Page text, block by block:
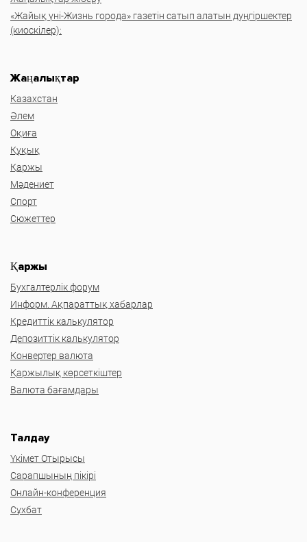
«Жайық үні-Жизнь города» газетін сатып алатын дүңгіршектер
(киоскілер):
Жаңалықтар
Казахстан
Әлем
Оқиға
Құқық
Қаржы
Мәдениет
Спорт
Сюжеттер
Қаржы
Бухгалтерлік форум
Информ. Ақпараттық хабарлар
Кредиттік калькулятор
Депозиттік калькулятор
Конвертер валюта
Қаржылық көрсеткіштер
Валюта бағамдары
Талдау
Үкімет Отырысы
Сарапшының пікірі
Онлайн-конференция
Сұхбат